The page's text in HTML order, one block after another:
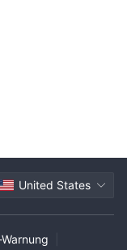
United States